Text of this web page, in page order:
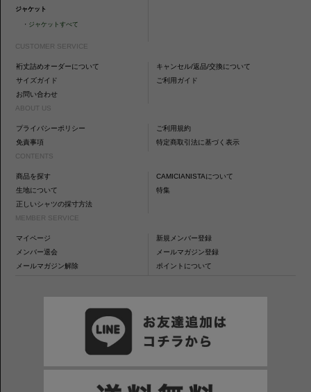
ジャケット
・ ジャケットすべて
CUSTOMER SERVICE
裄丈詰めオーダーについて
キャンセル/返品/交換について
サイズガイド
ご利用ガイド
お問い合わせ
ABOUT US
プライバシーポリシー
ご利用規約
免責事項
特定商取引法に基づく表示
CONTENTS
商品を探す
CAMICIANISTAについて
生地について
特集
正しいシャツの採寸方法
MEMBER SERVICE
マイページ
新規メンバー登録
メンバー退会
メールマガジン登録
メールマガジン解除
ポイントについて